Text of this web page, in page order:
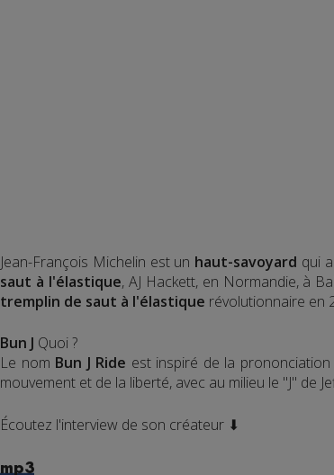
Jean-François Michelin est un haut-savoyard qui
saut à l'élastique, AJ Hackett, en Normandie, à
tremplin de saut à l'élastique révolutionnaire en
Bun J Quoi ?
Le nom Bun J Ride est inspiré de la prononciation
mouvement et de la liberté, avec au milieu le "J" de
Écoutez l'interview de son créateur ⬇
mp3